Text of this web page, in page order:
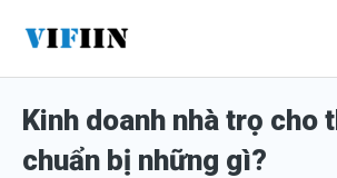
nội
dungKinh doanh nhà trọ cho
chuẩn bị những gì?